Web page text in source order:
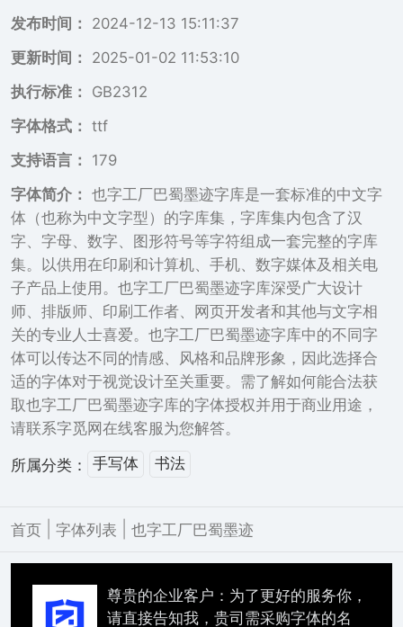
发布时间：
2024-12-13 15:11:37
更新时间：
2025-01-02 11:53:10
执行标准：
GB2312
字体格式： ttf
支持语言：
179
字体简介： 也字工厂巴蜀墨迹字库是一套标准的中文字
体（也称为中文字型）的字库集，字库集内包含了汉
字、字母、数字、图形符号等字符组成一套完整的字库
集。以供用在印刷和计算机、手机、数字媒体及相关电
子产品上使用。也字工厂巴蜀墨迹字库深受广大设计
师、排版师、印刷工作者、网页开发者和其他与文字相
关的专业人士喜爱。也字工厂巴蜀墨迹字库中的不同字
体可以传达不同的情感、风格和品牌形象，因此选择合
适的字体对于视觉设计至关重要。需了解如何能合法获
取也字工厂巴蜀墨迹字库的字体授权并用于商业用途，
请联系字觅网在线客服为您解答。
所属分类： 手写体 书法
首页 字体列表 也字工厂巴蜀墨迹
尊贵的企业客户：为了更好的服务你，
请直接告知我，贵司需采购字体的名